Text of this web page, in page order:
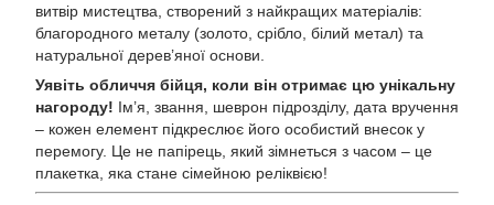
витвір мистецтва, створений з найкращих матеріалів:
благородного металу (золото, срібло, білий метал) та
натуральної дерев’яної основи.
Уявіть обличчя бійця, коли він отримає цю унікальну
нагороду! Ім’я, звання, шеврон підрозділу, дата вручення
– кожен елемент підкреслює його особистий внесок у
перемогу. Це не папірець, який зімнеться з часом – це
плакетка, яка стане сімейною реліквією!